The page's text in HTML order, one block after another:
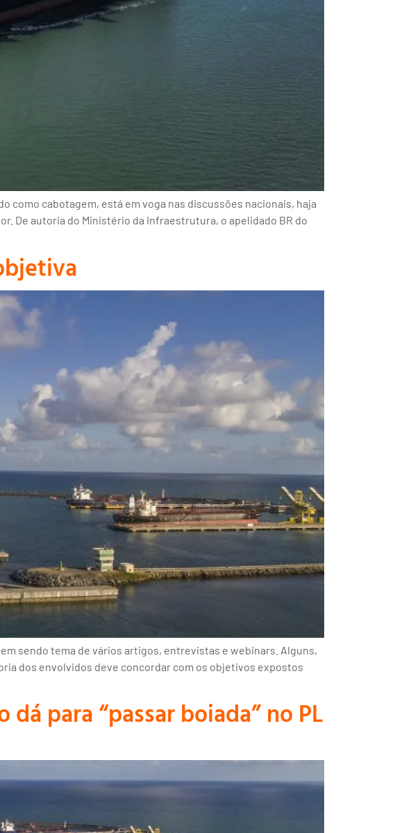
cabotagem, está em voga nas discussões nacionais, haja
De autoria do Ministério da Infraestrutura, o apelidado BR do
sendo tema de vários artigos, entrevistas e webinars. Alguns,
dos envolvidos deve concordar com os objetivos expostos
para “passar boiada” no PL